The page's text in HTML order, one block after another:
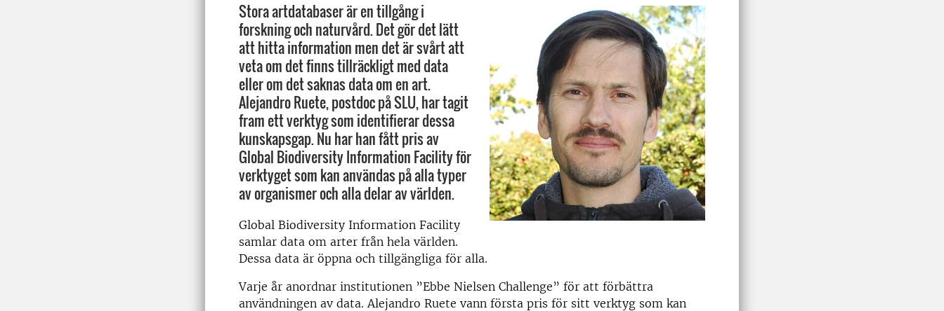
Stora artdatabaser är en tillgång i
forskning och naturvård. Det gör det lätt
att hitta information men det är svårt att
veta om det finns tillräckligt med data
eller om det saknas data om en art.
Alejandro Ruete, postdoc på SLU, har tagit
fram ett verktyg som identifierar dessa
kunskapsgap. Nu har han fått pris av
Global Biodiversity Information Facility för
verktyget som kan användas på alla typer
av organismer och alla delar av världen.
Global Biodiversity Information Facility
samlar data om arter från hela världen.
Dessa data är öppna och tillgängliga för alla.
Varje år anordnar institutionen ”Ebbe Nielsen Challenge” för att förbättra
användningen av data. Alejandro Ruete vann första pris för sitt verktyg som kan